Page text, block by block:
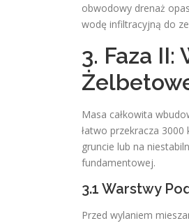
obwodowy drenaż
wodę infiltracyjną do
3. Faza
Masa całkowita
łatwo przekracza
gruncie lub na
fundamentowej.
3.1 Warstwy
Przed wylaniem